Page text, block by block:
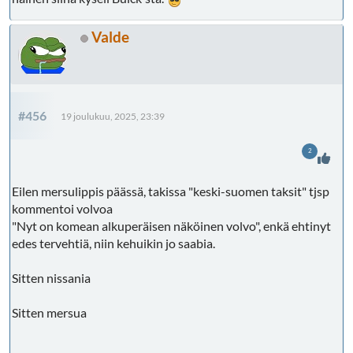
Valde
#456 19 joulukuu, 2025, 23:39
Eilen mersulippis päässä, takissa "keski-suomen taksit" tjsp
kommentoi volvoa
"Nyt on komean alkuperäisen näköinen volvo", enkä ehtinyt
edes tervehtiä, niin kehuikin jo saabia.
Sitten nissania
Sitten mersua
2